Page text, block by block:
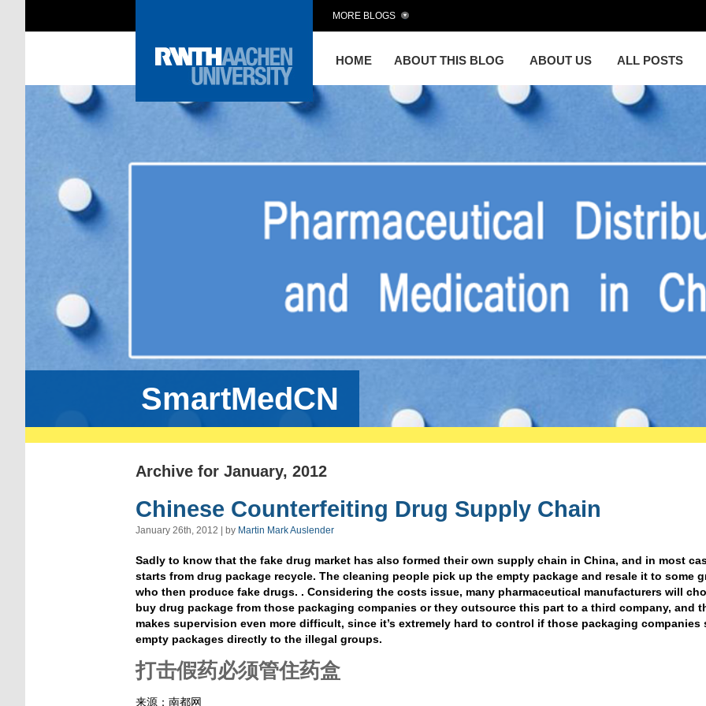
HOME ABOUT THIS BLOG ABOUT US ALL POSTS
MORE BLOGS
SmartMedCN
Archive for January, 2012
Chinese Counterfeiting Drug Supply Chain
January 26th, 2012 | by Martin Mark Auslender
Sadly to know that the fake drug market has also formed their own supply chain in China, and in most
starts from drug package recycle. The cleaning people pick up the empty package and resale it to some
who then produce fake drugs. . Considering the costs issue, many pharmaceutical manufacturers will
buy drug package from those packaging companies or they outsource this part to a third company, and
makes supervision even more difficult, since it’s extremely hard to control if those packaging companies
empty packages directly to the illegal groups.
打击假药必须管住药盒
来源：南都网